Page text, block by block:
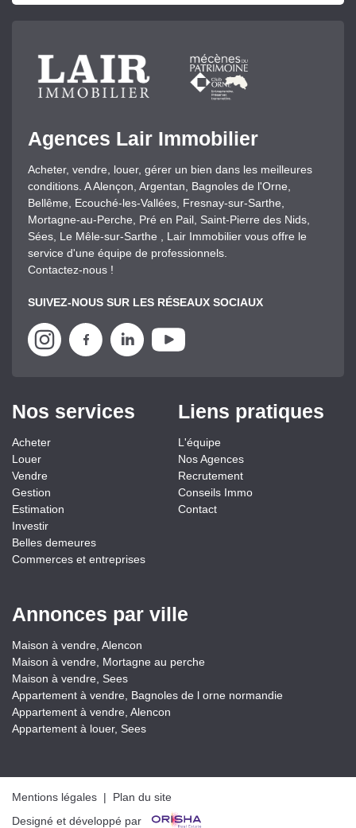
Agences Lair Immobilier
Acheter, vendre, louer, gérer un bien dans les meilleures
conditions. A Alençon, Argentan, Bagnoles de l'Orne,
Bellême, Ecouché-les-Vallées, Fresnay-sur-Sarthe,
Mortagne-au-Perche, Pré en Pail, Saint-Pierre des Nids,
Sées, Le Mêle-sur-Sarthe , Lair Immobilier vous offre le
service d'une équipe de professionnels.
Contactez-nous !
SUIVEZ-NOUS SUR LES RÉSEAUX SOCIAUX
Nos services
Acheter
Louer
Vendre
Gestion
Estimation
Investir
Belles demeures
Commerces et entreprises
Liens pratiques
L'équipe
Nos Agences
Recrutement
Conseils Immo
Contact
Annonces par ville
Maison à vendre, Alencon
Maison à vendre, Mortagne au perche
Maison à vendre, Sees
Appartement à vendre, Bagnoles de l orne normandie
Appartement à vendre, Alencon
Appartement à louer, Sees
Mentions légales | Plan du site
Designé et développé par